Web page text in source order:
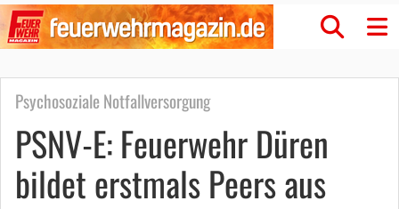
Psychosoziale Notfallversorgung
PSNV-E: Feuerwehr Düren
bildet erstmals Peers aus